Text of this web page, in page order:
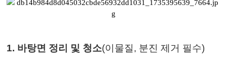
1. 바탕면 정리 및 청소(이물질, 분진 제거 필수)